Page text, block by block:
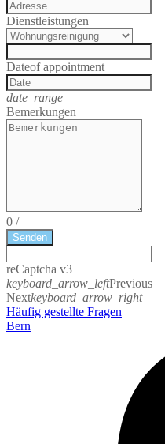
Dienstleistungen
Dateof appointment
date_range
Bemerkungen
0 /
Senden
reCaptcha v3
keyboard_arrow_leftPrevious
Nextkeyboard_arrow_right
Häufig gestellte Fragen
Bern